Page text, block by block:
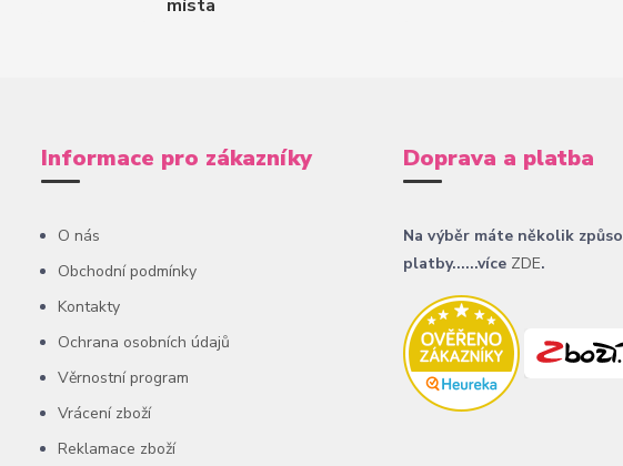
místa
Informace pro zákazníky
O nás
Obchodní podmínky
Kontakty
Ochrana osobních údajů
Věrnostní program
Vrácení zboží
Reklamace zboží
Doprava a platba
Na výběr máte několik
platby......více ZDE.